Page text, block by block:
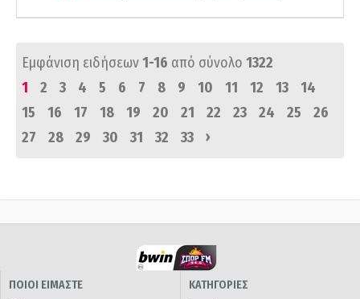
Εμφάνιση ειδήσεων1-16 από σύνολο 1322
1
2 3 4 5 6 7 8 9 10 11 12 13
14
15
16 17 18 19 20 21 22 23 24 25
26
27
28 29 30 31 32 33 ›
ΠΟΙΟΙ ΕΙΜΑΣΤΕ
ΚΑΤΗΓΟΡΙΕΣ